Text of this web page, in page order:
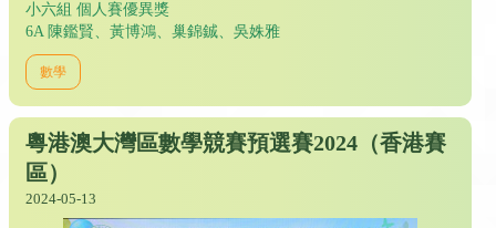
小六組 個人賽優異獎
6A 陳鑑賢、黃博鴻、巢錦鋮、吳姝雅
數學
粵港澳大灣區數學競賽預選賽2024（香港賽
區）
2024-05-13